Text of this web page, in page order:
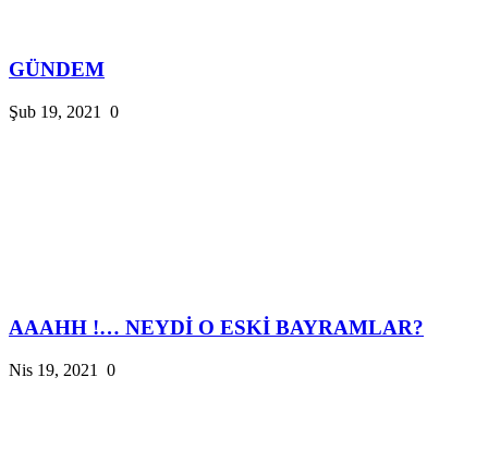
GÜNDEM
Şub 19, 2021 0
AAAHH !… NEYDİ O ESKİ BAYRAMLAR?
Nis 19, 2021 0